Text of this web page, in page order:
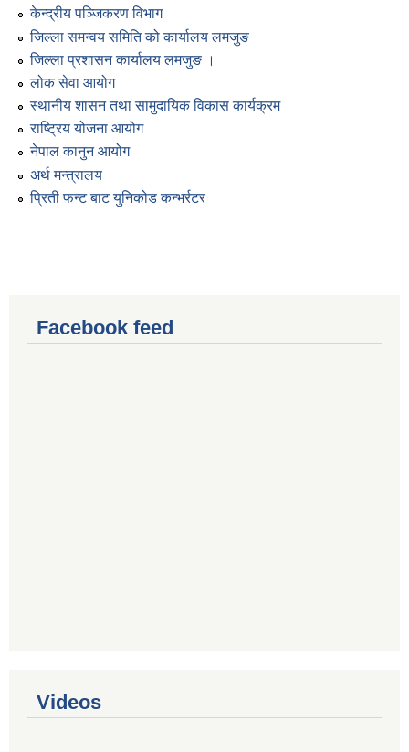
केन्द्रीय पञ्जिकरण विभाग
जिल्ला समन्वय समिति को कार्यालय लमजुङ
जिल्ला प्रशासन कार्यालय लमजुङ ।
लोक सेवा आयोग
स्थानीय शासन तथा सामुदायिक विकास कार्यक्रम
राष्ट्रिय योजना आयोग
नेपाल कानुन आयोग
अर्थ मन्त्रालय
प्रिती फन्ट बाट युनिकोड कन्भर्रटर
Facebook feed
Videos